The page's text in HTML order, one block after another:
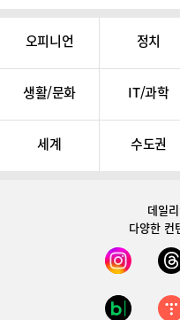
오피니언 정치
생활/문화 IT/과학
세계 수도권
데일
다양한 컨